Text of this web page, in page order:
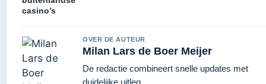
casino’s
OVER DE AUTEUR
Milan Lars de Boer Meijer
De redactie combineert snelle updates met
duidelijke uitleg.